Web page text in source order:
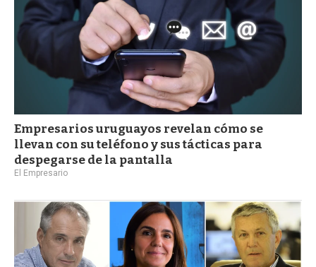
Empresarios uruguayos revelan cómo se
llevan con su teléfono y sus tácticas para
despegarse de la pantalla
El Empresario